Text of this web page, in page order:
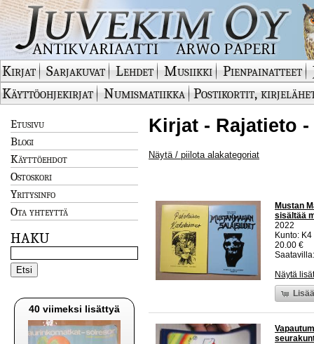
Kirjat Sarjakuvat Lehdet Musiikki Pienpainatteet
Käyttöohjekirjat
Numismatiikka Postikortit,
Etusivu
Blogi
Käyttöehdot
Ostoskori
Yritysinfo
Ota yhteyttä
HAKU
40 viimeksi lisättyä
Kirjat - Rajatieto
Näytä / piilota alakategoriat
Mustan
sisältää
2022
Kunto:
20.00 €
Näytä